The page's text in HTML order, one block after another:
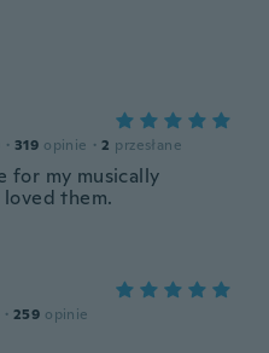
· 319 opinie · 2 przesłane
for my musically
them.
· 259 opinie